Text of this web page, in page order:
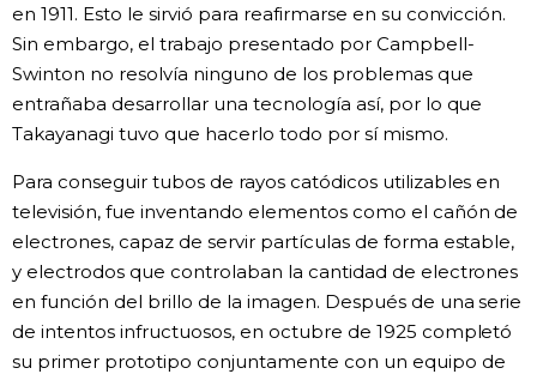
en 1911. Esto le sirvió para reafirmarse en su convicción.
Sin embargo, el trabajo presentado por Campbell-
Swinton no resolvía ninguno de los problemas que
entrañaba desarrollar una tecnología así, por lo que
Takayanagi tuvo que hacerlo todo por sí mismo.
Para conseguir tubos de rayos catódicos utilizables en
televisión, fue inventando elementos como el cañón de
electrones, capaz de servir partículas de forma estable,
y electrodos que controlaban la cantidad de electrones
en función del brillo de la imagen. Después de una serie
de intentos infructuosos, en octubre de 1925 completó
su primer prototipo conjuntamente con un equipo de